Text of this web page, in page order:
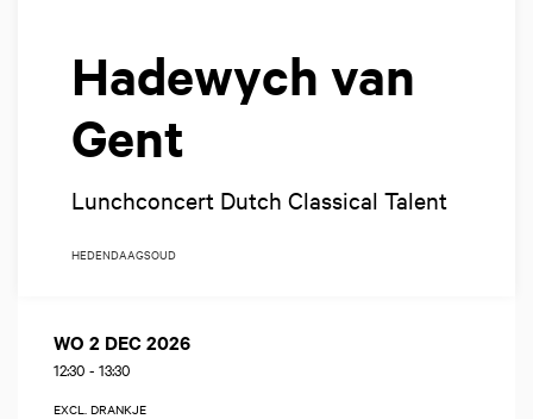
Hadewych van
Gent
Lunchconcert Dutch Classical Talent
HEDENDAAGSOUD
WO 2 DEC 2026
12:30 - 13:30
EXCL. DRANKJE